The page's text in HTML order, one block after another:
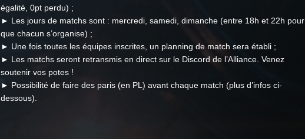
égalité, 0pt perdu) ;
► Les jours de matchs sont : mercredi, samedi, dimanche (entre 18h et 22h pour
que chacun s’organise) ;
► Une fois toutes les équipes inscrites, un planning de match sera établi ;
► Les matchs seront retransmis en direct sur le Discord de l’Alliance. Venez
soutenir vos potes !
► Possibilité de faire des paris (en PL) avant chaque match (plus d’infos ci-
dessous).